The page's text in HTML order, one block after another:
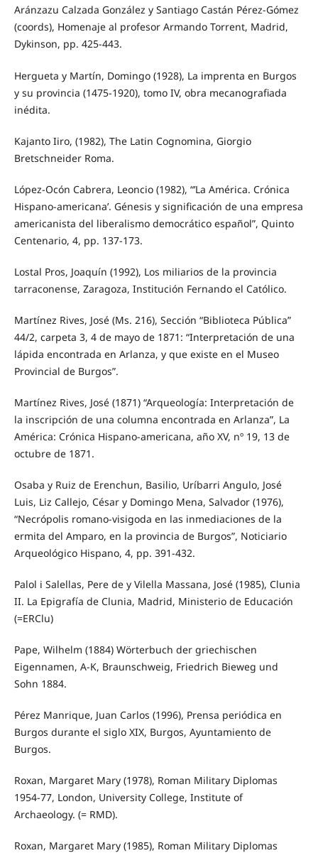
Aránzazu Calzada González y Santiago Castán Pérez-Gómez
(coords), Homenaje al profesor Armando Torrent, Madrid,
Dykinson, pp. 425-443.
Hergueta y Martín, Domingo (1928), La imprenta en Burgos
y su provincia (1475-1920), tomo IV, obra mecanografiada
inédita.
Kajanto Iiro, (1982), The Latin Cognomina, Giorgio
Bretschneider Roma.
López-Ocón Cabrera, Leoncio (1982), “’La América. Crónica
Hispano-americana’. Génesis y significación de una empresa
americanista del liberalismo democrático español”, Quinto
Centenario, 4, pp. 137-173.
Lostal Pros, Joaquín (1992), Los miliarios de la provincia
tarraconense, Zaragoza, Institución Fernando el Católico.
Martínez Rives, José (Ms. 216), Sección “Biblioteca Pública”
44/2, carpeta 3, 4 de mayo de 1871: “Interpretación de una
lápida encontrada en Arlanza, y que existe en el Museo
Provincial de Burgos”.
Martínez Rives, José (1871) “Arqueología: Interpretación de
la inscripción de una columna encontrada en Arlanza”, La
América: Crónica Hispano-americana, año XV, nº 19, 13 de
octubre de 1871.
Osaba y Ruiz de Erenchun, Basilio, Uríbarri Angulo, José
Luis, Liz Callejo, César y Domingo Mena, Salvador (1976),
“Necrópolis romano-visigoda en las inmediaciones de la
ermita del Amparo, en la provincia de Burgos”, Noticiario
Arqueológico Hispano, 4, pp. 391-432.
Palol i Salellas, Pere de y Vilella Massana, José (1985), Clunia
II. La Epigrafía de Clunia, Madrid, Ministerio de Educación
(=ERClu)
Pape, Wilhelm (1884) Wörterbuch der griechischen
Eigennamen, A-K, Braunschweig, Friedrich Bieweg und
Sohn 1884.
Pérez Manrique, Juan Carlos (1996), Prensa periódica en
Burgos durante el siglo XIX, Burgos, Ayuntamiento de
Burgos.
Roxan, Margaret Mary (1978), Roman Military Diplomas
1954-77, London, University College, Institute of
Archaeology. (= RMD).
Roxan, Margaret Mary (1985), Roman Military Diplomas